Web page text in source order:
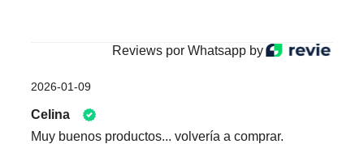
Reviews por Whatsapp by
2026-01-09
Celina
Muy buenos productos... volvería a comprar.